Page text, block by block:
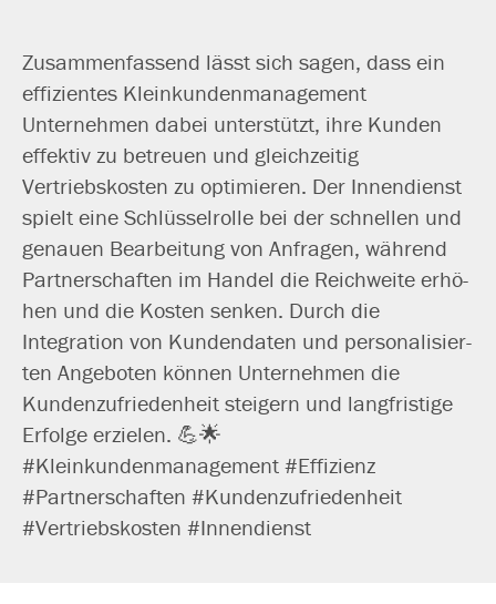
Zusammenfassend lässt sich sagen, dass ein
effi­zi­en­tes Kleinkundenmanagement
Unternehmen dabei unter­stützt, ihre Kunden
effek­tiv zu betreu­en und gleich­zei­tig
Vertriebskosten zu opti­mie­ren. Der Innendienst
spielt eine Schlüsselrolle bei der schnel­len und
genau­en Bearbeitung von Anfragen, wäh­rend
Partnerschaften im Handel die Reichweite erhö­
hen und die Kosten sen­ken. Durch die
Integration von Kundendaten und per­so­na­li­sier­
ten Angeboten kön­nen Unternehmen die
Kundenzufriedenheit stei­gern und lang­fris­ti­ge
Erfolge erzie­len. 💪🌟
#Kleinkundenmanagement #Effizienz
#Partnerschaften #Kundenzufriedenheit
#Vertriebskosten #Innendienst